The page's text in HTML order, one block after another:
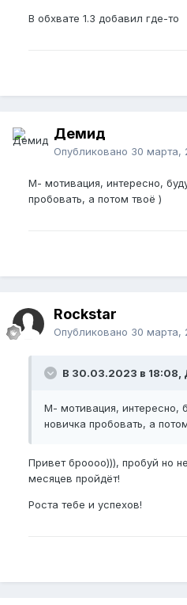
В обхвате 1.3 добавил где-то
Демид
Опубликовано 30 марта,
М- мотивация, интересно,
пробовать, а потом твоё )
Rockstar
Опубликовано 30 марта,
В 30.03.2023 в 18:08,
М- мотивация, интересно,
новичка пробовать, а
Привет броооо))), пробуй но
месяцев пройдёт!
Роста тебе и успехов!